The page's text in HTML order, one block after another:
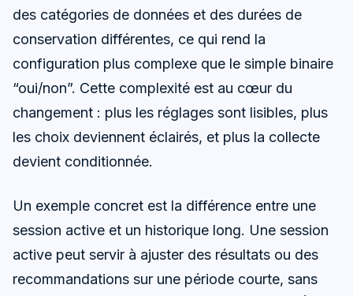
des catégories de données et des durées de
conservation différentes, ce qui rend la
configuration plus complexe que le simple binaire
“oui/non”. Cette complexité est au cœur du
changement : plus les réglages sont lisibles, plus
les choix deviennent éclairés, et plus la collecte
devient conditionnée.
Un exemple concret est la différence entre une
session active et un historique long. Une session
active peut servir à ajuster des résultats ou des
recommandations sur une période courte, sans